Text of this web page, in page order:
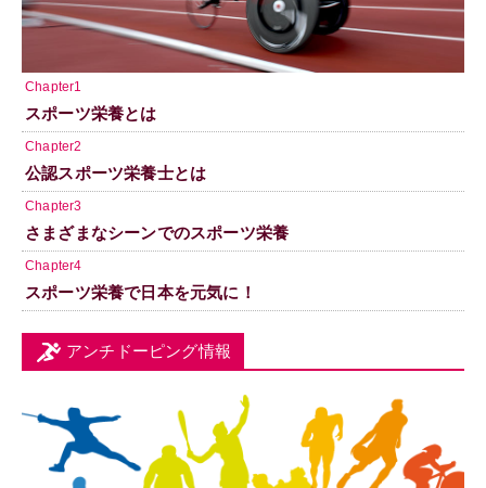
Chapter1
スポーツ栄養とは
Chapter2
公認スポーツ栄養士とは
Chapter3
さまざまなシーンでのスポーツ栄養
Chapter4
スポーツ栄養で日本を元気に！
アンチドーピング情報